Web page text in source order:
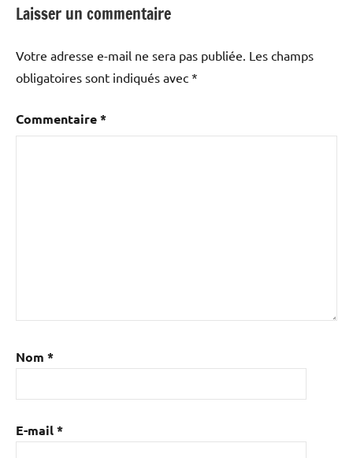
Laisser un commentaire
Votre adresse e-mail ne sera pas publiée. Les champs
obligatoires sont indiqués avec *
Commentaire*
Nom *
E-mail*